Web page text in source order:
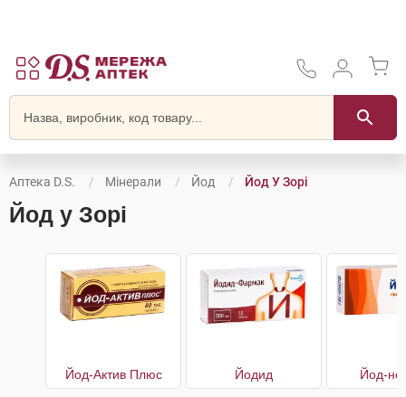
Аптека D.S. Мінерали Йод Йод У Зорі
Йод у Зорі
Йод-Актив Плюс Йодид Йод-